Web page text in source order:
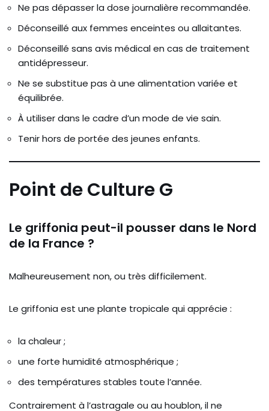
Ne pas dépasser la dose journalière recommandée.
Déconseillé aux femmes enceintes ou allaitantes.
Déconseillé sans avis médical en cas de traitement
antidépresseur.
Ne se substitue pas à une alimentation variée et
équilibrée.
À utiliser dans le cadre d’un mode de vie sain.
Tenir hors de portée des jeunes enfants.
Point de Culture G
Le griffonia peut-il pousser dans le Nord
de la France ?
Malheureusement non, ou très difficilement.
Le griffonia est une plante tropicale qui apprécie :
la chaleur ;
une forte humidité atmosphérique ;
des températures stables toute l’année.
Contrairement à l’astragale ou au houblon, il ne